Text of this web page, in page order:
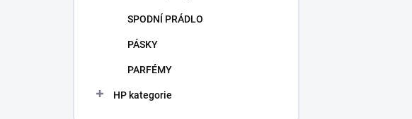
SPODNÍ PRÁDLO
PÁSKY
PARFÉMY
HP kategorie